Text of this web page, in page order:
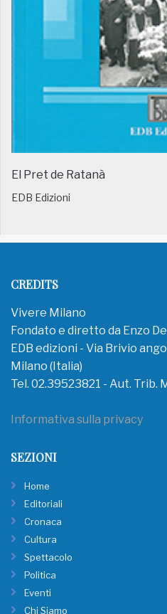
El Pret de Ratanà
EDB Edizioni
CREDITS
Vivere Milano
Fondato e diretto da Enzo
EDB edizioni - Via Brivio
Milano (Italia)
Tel. 02.39523821 - Aut. Trib.
Informativa sulla privacy
SEZIONI
Home
Editoriali
Cronaca
Cultura
Spettacolo
Politica
Eventi
Chi Siamo